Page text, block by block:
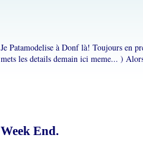
Je Patamodelise à Donf là! Toujours en
mets les details demain ici meme... )
Week End.